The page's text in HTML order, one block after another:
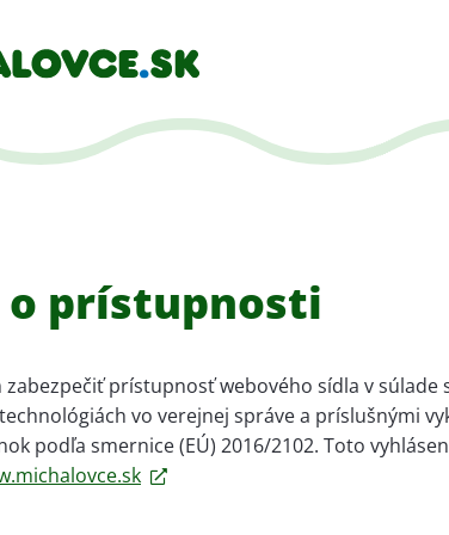
o prístupnosti
prístupnosť webového sídla v súlade
vo verejnej správe a príslušnými
podľa smernice (EÚ) 2016/2102. Toto